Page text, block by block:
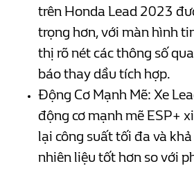
trên Honda Lead 2023
trọng hơn, với màn hình
thị rõ nét các thông số
báo thay dầu tích hợp.
Động Cơ Mạnh Mẽ: Xe
động cơ mạnh mẽ ESP+
lại công suất tối đa và
nhiên liệu tốt hơn so với